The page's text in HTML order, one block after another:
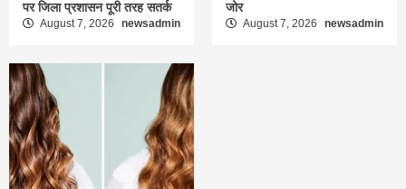
पर जिला प्रशासन पूरी तरह सतर्क
August 7, 2026 newsadmin
जोर
August 7, 2026 newsadmin